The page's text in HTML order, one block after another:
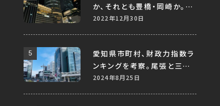
か、それとも豊橋・岡崎か。
様々なデータから考察する。
2022年12月30日
愛知県市町村、財政力指数ラ
ンキングを考察。尾張と三河、
地方で比較すると差はあるの
2024年8月25日